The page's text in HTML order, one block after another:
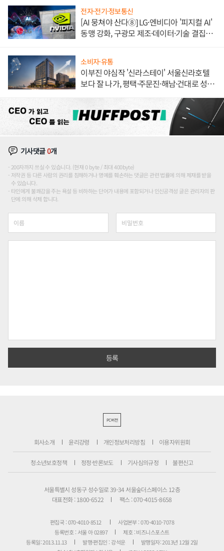
전자·전기·정보통신
[AI 뭉쳐야 산다⑧] LG·엔비디아 '피지컬 AI'
동맹 강화, 구광모 제조·데이터·기술 결집
소비자·유통
이부진 야심작 '신라스테이' 서울신라호텔
보다 잘 나가, 평택·주문진·해남·건대로 성
기사댓글0개
200자까지 쓰실 수 있습니다. (현재 0 byte / 최대 400byte)
저작권 등 다른 사람의 권리를 침해하거나 명예를 훼손하는 댓글은 관련 법률에 의해 제재를 받을
수 있습니다.
타인에게 불쾌감을 주는 욕설 등 비하하는 단어가 내용에 포함되거나 인신공격성 글은 관리자의 판
단에 의해 삭제 합니다.
PC버전
회사소개 윤리강령 개인정보처리방침 이용자위원회
청소년보호정책 정정·반론보도 기사심의규정 불편신고
서울특별시 성동구 성수일로 39-34 서울숲더스페이스 12층
대표전화 : 1800-6522
팩스 : 070-4015-8658
편집국 : 070-4010-8512
사업본부 : 070-4010-7078
등록번호 : 서울 아 02897
제호 : 비즈니스포스트
등록일: 2013.11.13
발행·편집인 : 강석운
발행일자: 2013년 12월 2일